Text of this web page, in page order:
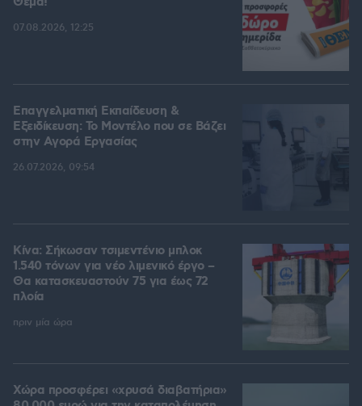
07.08.2026, 12:25
Επαγγελματική Εκπαίδευση &
Εξειδίκευση: Το Mοντέλο που σε Bάζει
στην Aγορά Eργασίας
26.07.2026, 09:54
Κίνα: Σήκωσαν τσιμεντένιο μπλοκ
1.540 τόνων για νέο λιμενικό έργο –
Θα κατασκευαστούν 75 για έως 72
πλοία
πριν μία ώρα
Χώρα προσφέρει «χρυσά διαβατήρια»